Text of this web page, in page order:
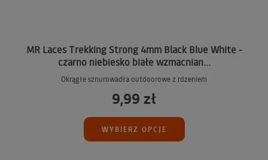
MR Laces Trekking Strong 4mm Black Blue White -
czarno niebiesko białe wzmacnian...
Okrągłe sznurowadła outdoorowe z rdzeniem
9,99 zł
WYBIERZ OPCJE